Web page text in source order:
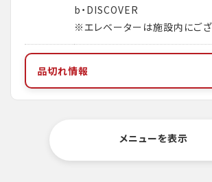
b・DISCOVER
※エレベーターは施設内にござ
品切れ情報
メニューを表示